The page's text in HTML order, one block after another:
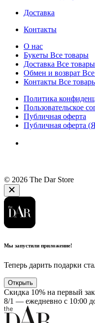
Доставка
Контакты
О нас
Букеты Все товары
Доставка Все товары
Обмен и возврат
Контакты Все
Политика
Пользовательское
Публичная оферта
Публичная оферта
© 2026 The Dar Store
Мы запустили приложение!
Теперь дарить подарки
Открыть
Скидка 10% на первый
8/1 — ежедневно с 10:00